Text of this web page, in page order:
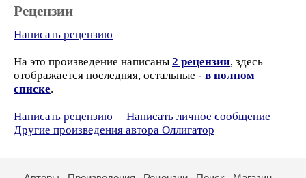
Рецензии
Написать рецензию
На это произведение написаны 2 рецензии, здесь
отображается последняя, остальные - в полном
списке.
Написать рецензию
Написать личное сообщение
Другие произведения автора Оллигатор